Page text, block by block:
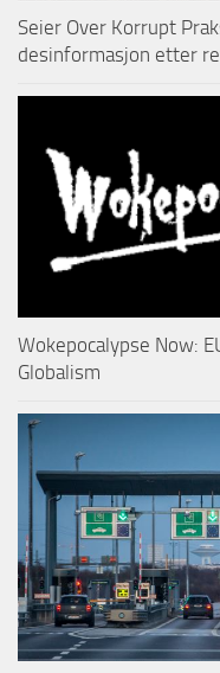
Seier Over Korrupt
desinformasjon etter
Wokepocalypse Now:
Globalism